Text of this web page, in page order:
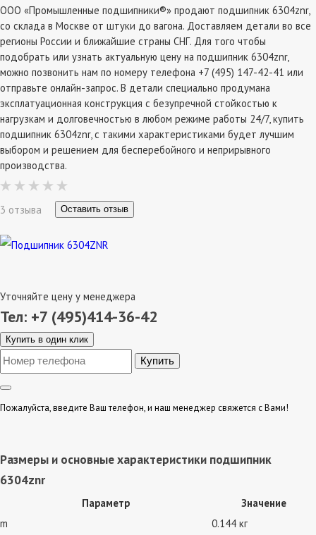
ООО «Промышленные подшипники®» продают подшипник 6304znr,
со склада в Москве от штуки до вагона. Доставляем детали во все
регионы России и ближайшие страны СНГ. Для того чтобы
подобрать или узнать актуальную цену на подшипник 6304znr,
можно позвонить нам по номеру телефона +7 (495) 147-42-41 или
отправьте онлайн-запрос. В детали специально продумана
эксплатуационная конструкция с безупречной стойкостью к
нагрузкам и долговечностью в любом режиме работы 24/7, купить
подшипник 6304znr, с такими характеристиками будет лучшим
выбором и решением для бесперебойного и неприрывного
производства.
3 отзыва Оставить отзыв
Уточняйте цену у менеджера
Тел: +7 (495)414-36-42
Купить в один клик
Пожалуйста, введите Ваш телефон, и наш менеджер свяжется с Вами!
Размеры и основные характеристики подшипник
6304znr
Параметр
Значение
m
0.144 кг